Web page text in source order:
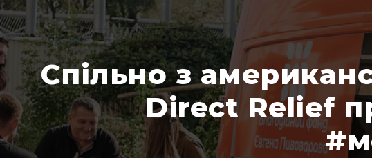
Спільно з
Direct Relief